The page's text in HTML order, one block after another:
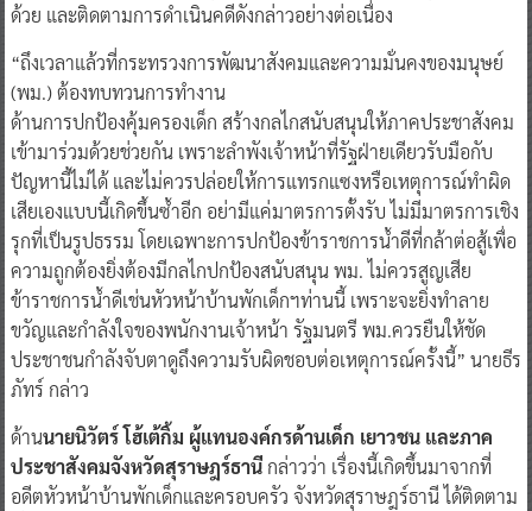
ด้วย และติดตามการดำเนินคดีดังกล่าวอย่างต่อเนื่อง
“ถึงเวลาแล้วที่กระทรวงการพัฒนาสังคมและความมั่นคงของมนุษย์
(พม.) ต้องทบทวนการทำงาน
ด้านการปกป้องคุ้มครองเด็ก สร้างกลไกสนับสนุนให้ภาคประชาสังคม
เข้ามาร่วมด้วยช่วยกัน เพราะลำพังเจ้าหน้าที่รัฐฝ่ายเดียวรับมือกับ
ปัญหานี้ไม่ได้ และไม่ควรปล่อยให้การแทรกแซงหรือเหตุการณ์ทำผิด
เสียเองแบบนี้เกิดขึ้นซ้ำอีก อย่ามีแค่มาตรการตั้งรับ ไม่มีมาตรการเชิง
รุกที่เป็นรูปธรรม โดยเฉพาะการปกป้องข้าราชการน้ำดีที่กล้าต่อสู้เพื่อ
ความถูกต้องยิ่งต้องมีกลไกปกป้องสนับสนุน พม. ไม่ควรสูญเสีย
ข้าราชการน้ำดีเช่นหัวหน้าบ้านพักเด็กฯท่านนี้ เพราะจะยิ่งทำลาย
ขวัญและกำลังใจของพนักงานเจ้าหน้า รัฐมนตรี พม.ควรยืนให้ชัด
ประชาชนกำลังจับตาดูถึงความรับผิดชอบต่อเหตุการณ์ครั้งนี้” นายธีร
ภัทร์ กล่าว
ด้านนายนิวัตร์ โฮ้เต้กิ้ม ผู้แทนองค์กรด้านเด็ก เยาวชน และภาค
ประชาสังคมจังหวัดสุราษฎร์ธานีกล่าวว่า เรื่องนี้เกิดขึ้นมาจากที่
อดีตหัวหน้าบ้านพักเด็กและครอบครัว จังหวัดสุราษฎร์ธานี ได้ติดตาม